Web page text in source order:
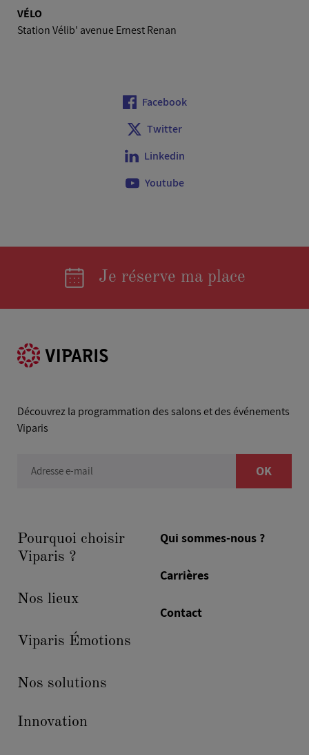
VÉLO
Station Vélib' avenue Ernest Renan
Facebook
Twitter
Linkedin
Youtube
Je réserve ma place
Découvrez la programmation des salons et des événements
Viparis
Adresse e-mail OK
Pourquoi choisir
Viparis ?
Nos lieux
Viparis Émotions
Nos solutions
Innovation
Qui sommes-nous ?
Carrières
Contact